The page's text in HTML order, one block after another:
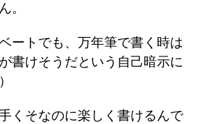
。
ートでも、万年筆で書く時は
書けそうだという自己暗示に
くそなのに楽しく書けるんで